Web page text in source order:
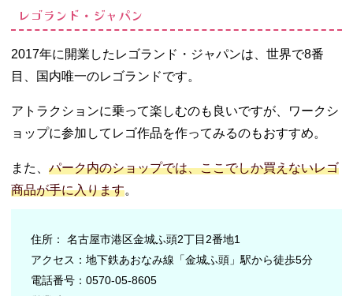
レゴランド・ジャパン
2017年に開業したレゴランド・ジャパンは、世界で8番
目、国内唯一のレゴランドです。
アトラクションに乗って楽しむのも良いですが、ワークシ
ョップに参加してレゴ作品を作ってみるのもおすすめ。
また、 パーク内のショップでは、ここでしか買えないレゴ
商品が手に入ります。
住所： 名古屋市港区金城ふ頭2丁目2番地1
アクセス：地下鉄あおなみ線「金城ふ頭」駅から徒歩5分
電話番号：0570-05-8605